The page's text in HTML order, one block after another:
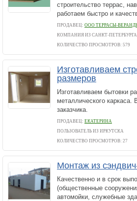
строительство террас,
работаем быстро и
ПРОДАВЕЦ: ООО ТЕРРАСЫ-
КОМПАНИЯ ИЗ САНКТ-ПЕТЕРБУРГА
КОЛИЧЕСТВО ПРОСМОТРОВ: 579
Изготавливаем
размеров
Изготавливаем бытовки
металлического каркаса.
заказчика.
ПРОДАВЕЦ: ЕКАТЕРИНА
ПОЛЬЗОВАТЕЛЬ ИЗ ИРКУТСКА
КОЛИЧЕСТВО ПРОСМОТРОВ: 27
Монтаж из
Качественно и в срок
(общественные
автомойки, служебные